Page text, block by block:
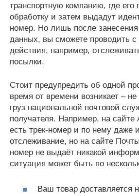
транспортную компанию, где его
обработку и затем выдадут
номер. Но лишь после занесения
данных, вы сможете проводить
действия, например,
посылки.
Стоит предупредить об одной
время от времени возникает –
груз национальной почтовой
получателя. Например, на сайте
есть трек-номер и по нему даже
отслеживание, но на сайте
номер не выдаёт никакой
ситуация может быть по
Ваш товар доставляется